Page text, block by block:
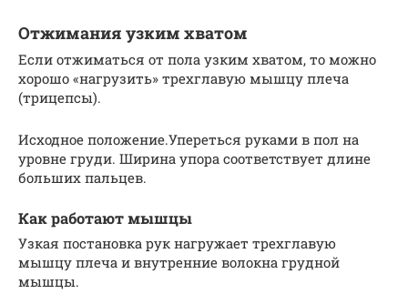
Отжимания узким хватом
Если отжиматься от пола узким хватом, то можно
хорошо «нагрузить» трехглавую мышцу плеча
(трицепсы).
Исходное положение.Упереться руками в пол на
уровне груди. Ширина упора соответствует длине
больших пальцев.
Как работают мышцы
Узкая постановка рук нагружает трехглавую
мышцу плеча и внутренние волокна грудной
мышцы.